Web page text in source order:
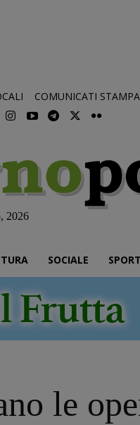
COMUNICATI STAMPA
2026
SOCIALE SPORT
le